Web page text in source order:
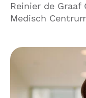
Reinier de
Medisch